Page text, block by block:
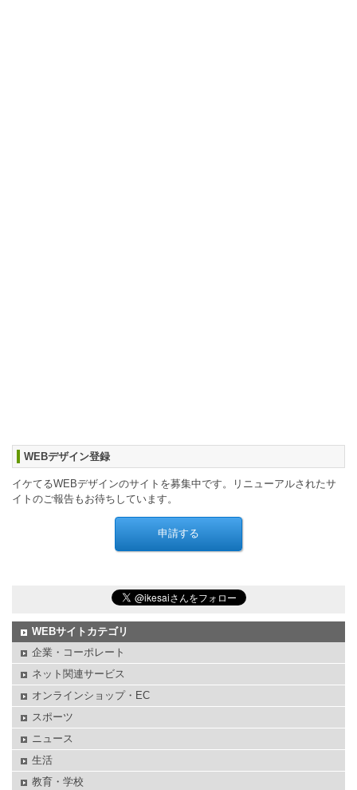
WEBデザイン登録
イケてるWEBデザインのサイトを募集中です。リニューアルされたサ
イトのご報告もお待ちしています。
WEBサイトカテゴリ
企業・コーポレート
ネット関連サービス
オンラインショップ・EC
スポーツ
ニュース
生活
教育・学校